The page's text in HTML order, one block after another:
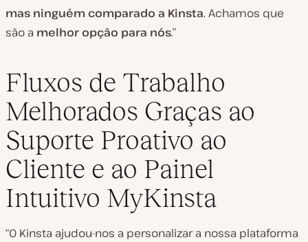
mas ninguém comparado a Kinsta. Achamos que
são a melhor opção para nós.”
Fluxos de Trabalho
Melhorados Graças ao
Suporte Proativo ao
Cliente e ao Painel
Intuitivo MyKinsta
“O Kinsta ajudou-nos a personalizar a nossa plataforma